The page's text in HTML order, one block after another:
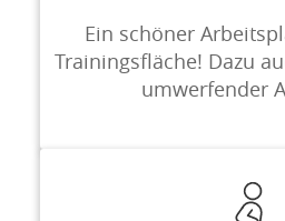
Ein schöner
Trainingsfläche! Dazu
umwerfender